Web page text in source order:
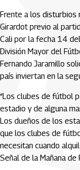
Frente a los disturbios
Girardot previo al
Cali por la fecha 14
División Mayor del
Fernando Jaramillo
país inviertan en la
“Los clubes de fútbol
estadio y de alguna
Los dueños de los
que los clubes de
necesitan cuando
Señal de la Mañana de